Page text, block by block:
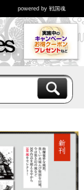
powered by 戦国魂